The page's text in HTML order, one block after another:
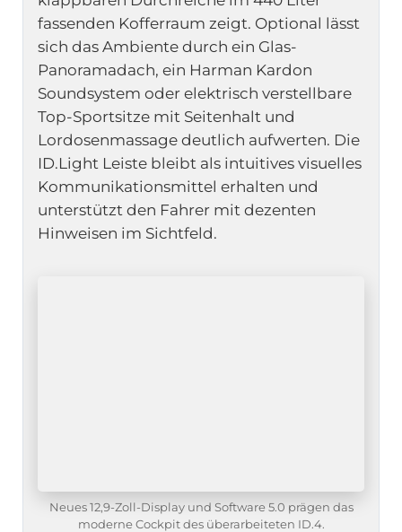
Neues 12,9-Zoll-Display und Software 5.0 prägen das
moderne Cockpit des überarbeiteten ID.4.
fassenden Kofferraum zeigt. Optional lässt
sich das Ambiente durch ein Glas-
Panoramadach, ein Harman Kardon
Soundsystem oder elektrisch verstellbare
Top-Sportsitze mit Seitenhalt und
Lordosenmassage deutlich aufwerten. Die
ID.Light Leiste bleibt als intuitives visuelles
Kommunikationsmittel erhalten und
unterstützt den Fahrer mit dezenten
Hinweisen im Sichtfeld.